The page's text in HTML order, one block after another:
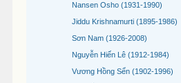
Nansen Osho (1931-1990)
Jiddu Krishnamurti (1895-1986)
Sơn Nam (1926-2008)
Nguyễn Hiến Lê (1912-1984)
Vương Hồng Sển (1902-1996)